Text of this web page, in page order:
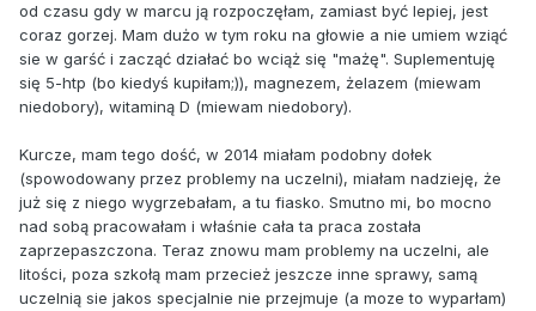
od czasu gdy w marcu ją rozpoczęłam, zamiast być lepiej, jest
coraz gorzej. Mam dużo w tym roku na głowie a nie umiem wziąć
sie w garść i zacząć działać bo wciąż się "mażę". Suplementuję
się 5-htp (bo kiedyś kupiłam;)), magnezem, żelazem (miewam
niedobory), witaminą D (miewam niedobory).
Kurcze, mam tego dość, w 2014 miałam podobny dołek
(spowodowany przez problemy na uczelni), miałam nadzieję, że
już się z niego wygrzebałam, a tu fiasko. Smutno mi, bo mocno
nad sobą pracowałam i właśnie cała ta praca została
zaprzepaszczona. Teraz znowu mam problemy na uczelni, ale
litości, poza szkołą mam przecież jeszcze inne sprawy, samą
uczelnią sie jakos specjalnie nie przejmuje (a moze to wyparłam)